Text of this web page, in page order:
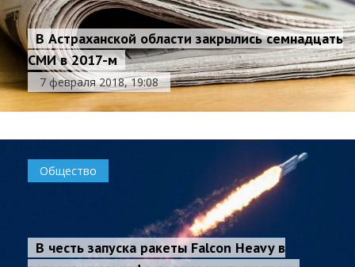
В Астраханской области закрылись семнадцать
СМИ в 2017-м
7 февраля 2018, 19:08
Общество
В честь запуска ракеты Falcon Heavy в